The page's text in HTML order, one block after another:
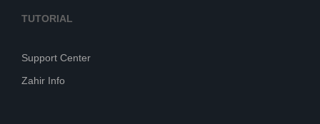
TUTORIAL
Support Center
Zahir Info